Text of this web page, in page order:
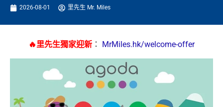
2026-08-01 里先生 Mr. Miles
🔥里先生獨家迎新 ： MrMiles.hk/welcome-offer